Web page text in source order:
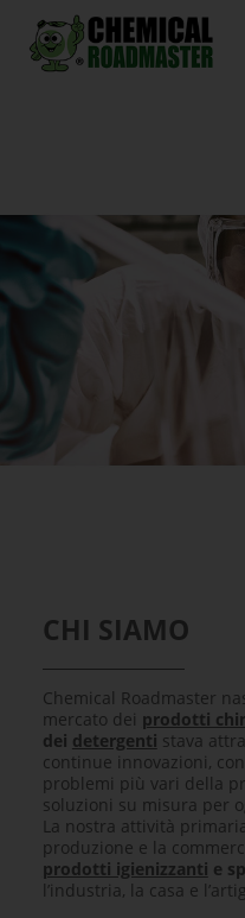
CHI SIAMO
Chemical Roadmaster
mercato dei prodotti
dei detergenti stava
continue innovazioni,
problemi più vari della
soluzioni su misura per
La nostra attività
produzione e la
prodotti igienizzanti e
l’industria, la casa e